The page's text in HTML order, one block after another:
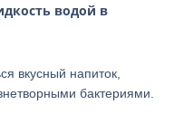
водой в
вкусный напиток,
бактериями.